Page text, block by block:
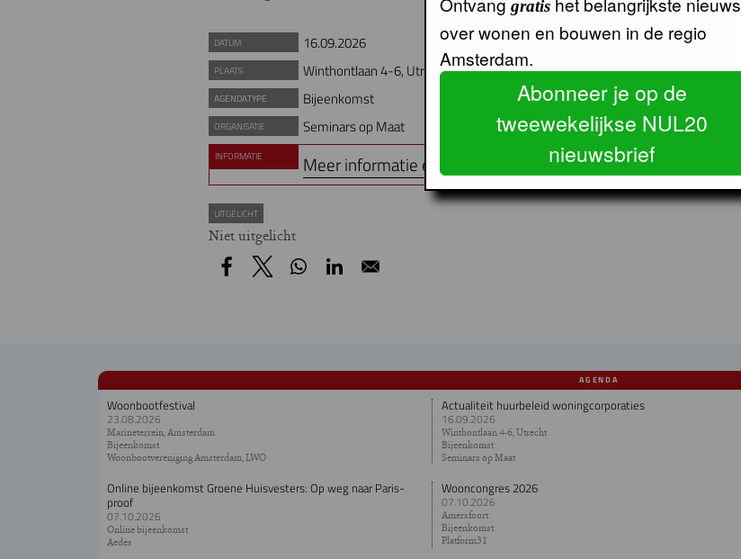
DATUM 16.09.2026
PLAATS Winthontlaan 4-6, Utrecht
AGENDATYPE Bijeenkomst
ORGANISATIE Seminars op Maat
INFORMATIE Meer informatie en aanmelden
UITGELICHT
Niet uitgelicht
AGENDA
Woonbootfestival
23.08.2026
Marineterrein, Amsterdam
Bijeenkomst
Woonbootvereniging Amsterdam, LWO
Actualiteit huurbeleid woningcorporaties
16.09.2026
Winthontlaan 4-6, Utrecht
Bijeenkomst
Seminars op Maat
Online bijeenkomst Groene Huisvesters: Op weg naar Paris-
proof
07.10.2026
Online bijeenkomst
Aedes
Wooncongres 2026
07.10.2026
Amersfoort
Bijeenkomst
Platform31
gratis
over wonen en bouwen in de regio
Amsterdam.
Abonneer je op de
tweewekelijkse NUL20
nieuwsbrief